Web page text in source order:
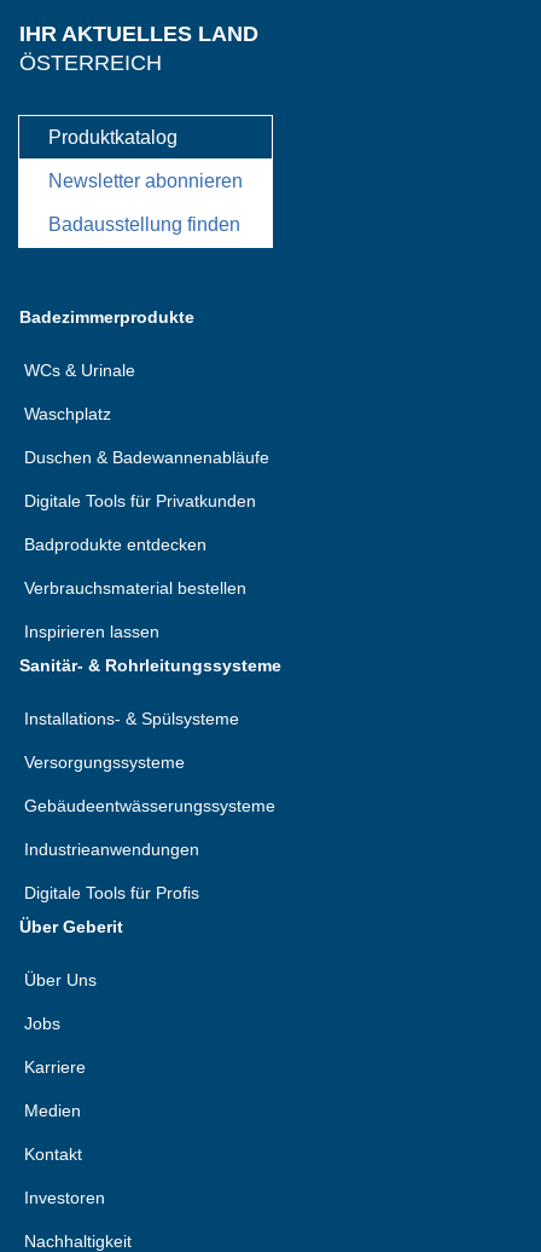
IHR AKTUELLES LAND
ÖSTERREICH
Produktkatalog
Newsletter abonnieren
Badausstellung finden
Badezimmerprodukte
WCs & Urinale
Waschplatz
Duschen & Badewannenabläufe
Digitale Tools für Privatkunden
Badprodukte entdecken
Verbrauchsmaterial bestellen
Inspirieren lassen
Sanitär- & Rohrleitungssysteme
Installations- & Spülsysteme
Versorgungssysteme
Gebäudeentwässerungssysteme
Industrieanwendungen
Digitale Tools für Profis
Über Geberit
Über Uns
Jobs
Karriere
Medien
Kontakt
Investoren
Nachhaltigkeit